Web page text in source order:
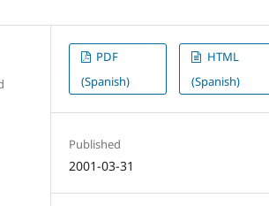
PDF
(Spanish)
HTML
(Spanish)
Published
2001-03-31